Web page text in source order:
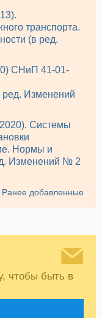
транспорта.
(в ред.
СНиП 41-01-
ред. Изменений
Системы
Нормы и
Изменений № 2
Ранее добавленные
чтобы быть в